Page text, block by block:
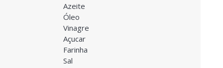
Azeite
Óleo
Vinagre
Açucar
Farinha
Sal